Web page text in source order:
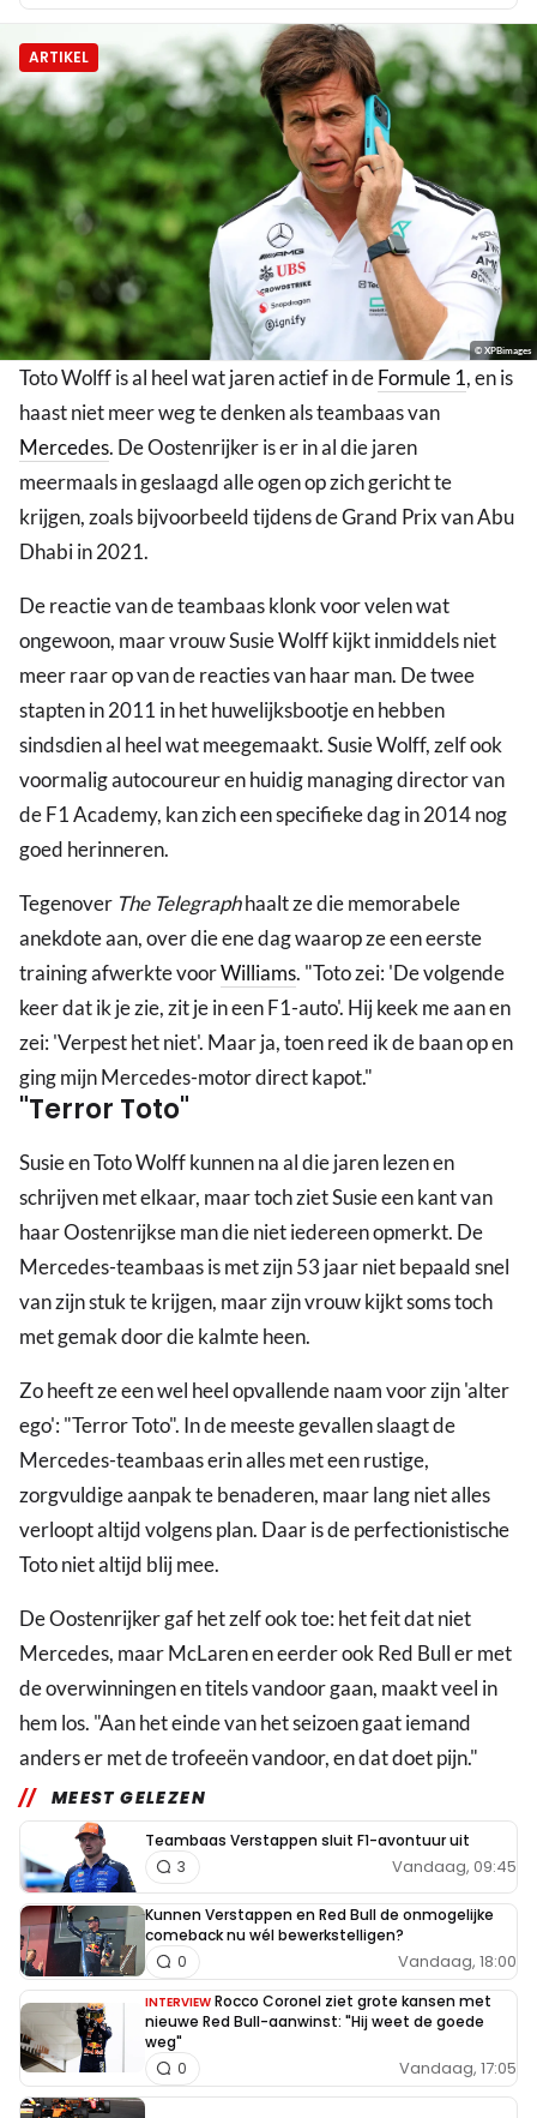
ARTIKEL
© XPBimages
Toto Wolff is al heel wat jaren actief in deFormule 1, en is
haast niet meer weg te denken als teambaas van
Mercedes. De Oostenrijker is er in al die jaren
meermaals in geslaagd alle ogen op zich gericht te
krijgen, zoals bijvoorbeeld tijdens de Grand Prix van Abu
Dhabi in 2021.
De reactie van de teambaas klonk voor velen wat
ongewoon, maar vrouw Susie Wolff kijkt inmiddels niet
meer raar op van de reacties van haar man. De twee
stapten in 2011 in het huwelijksbootje en hebben
sindsdien al heel wat meegemaakt. Susie Wolff, zelf ook
voormalig autocoureur en huidig managing director van
de F1 Academy, kan zich een specifieke dag in 2014 nog
goed herinneren.
Tegenover The Telegraphhaalt ze die memorabele
anekdote aan, over die ene dag waarop ze een eerste
training afwerkte voorWilliams. "Toto zei: 'De volgende
keer dat ik je zie, zit je in een F1-auto'. Hij keek me aan en
zei: 'Verpest het niet'. Maar ja, toen reed ik de baan op en
ging mijn Mercedes-motor direct kapot."
"Terror Toto"
Susie en Toto Wolff kunnen na al die jaren lezen en
schrijven met elkaar, maar toch ziet Susie een kant van
haar Oostenrijkse man die niet iedereen opmerkt. De
Mercedes-teambaas is met zijn 53 jaar niet bepaald snel
van zijn stuk te krijgen, maar zijn vrouw kijkt soms toch
met gemak door die kalmte heen.
Zo heeft ze een wel heel opvallende naam voor zijn 'alter
ego': "Terror Toto". In de meeste gevallen slaagt de
Mercedes-teambaas erin alles met een rustige,
zorgvuldige aanpak te benaderen, maar lang niet alles
verloopt altijd volgens plan. Daar is de perfectionistische
Toto niet altijd blij mee.
De Oostenrijker gaf het zelf ook toe: het feit dat niet
Mercedes, maar McLaren en eerder ook Red Bull er met
de overwinningen en titels vandoor gaan, maakt veel in
hem los. "Aan het einde van het seizoen gaat iemand
anders er met de trofeeën vandoor, en dat doet pijn."
MEEST GELEZEN
Teambaas Verstappen sluit F1-avontuur uit
Vandaag, 09:45
3
Kunnen Verstappen en Red Bull de onmogelijke
comeback nu wél bewerkstelligen?
Vandaag, 18:00
0
INTERVIEW Rocco Coronel ziet grote kansen met
nieuwe Red Bull-aanwinst: "Hij weet de goede
weg"
Vandaag, 17:05
0